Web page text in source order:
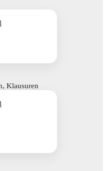
Klausuren